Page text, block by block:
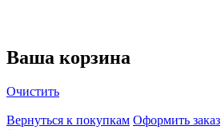
Ваша корзина
Очистить
Вернуться к покупкам Оформить заказ